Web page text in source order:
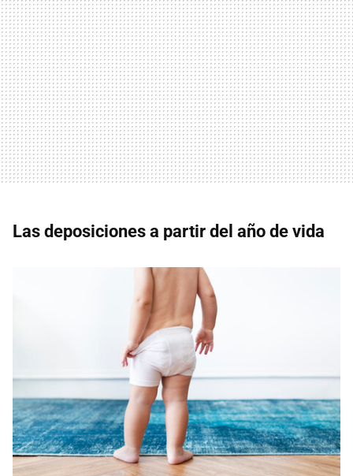
Las deposiciones a partir del año de vida